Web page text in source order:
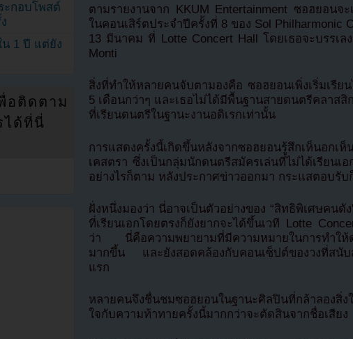
ตามรายงานจาก KKUM Entertainment ซอฮยอนจ
ในคอนเสิร์ตประจำปีครั้งที่ 8 ของ Sol Philharmonic
13 มีนาคม ที่ Lotte Concert Hall โดยเธอจะบรรเล
Monti
สิ่งที่ทำให้หลายคนจับตามองคือ ซอฮยอนเพิ่งเริ่มเรีย
5 เดือนกว่าๆ และเธอไม่ได้มีพื้นฐานสายดนตรีคลาสสิ
ที่เรียนดนตรีในฐานะงานอดิเรกเท่านั้น
การแสดงครั้งนี้เกิดขึ้นหลังจากซอฮยอนรู้สึกเห็นอกเห็
เคสตรา ซึ่งเป็นกลุ่มนักดนตรีสมัครเล่นที่ไม่ได้เรียนเ
อย่างไรก็ตาม หลังประกาศข่าวออกมา กระแสตอบรั
ฝั่งหนึ่งมองว่า นี่อาจเป็นตัวอย่างของ “สิทธิพิเศษคนดั
ที่เรียนเอกโดยตรงก็ยังยากจะได้ขึ้นเวที Lotte
ว่า นี่คือความพยายามที่มีความหมายในการทำให้ด
มากขึ้น และยังสอดคล้องกับคอนเซ็ปต์ของวงที่สนับ
แรก
หลายคนจึงชื่นชมซอฮยอนในฐานะศิลปินที่กล้าลองสิ่
ใจกับความท้าทายครั้งนี้มากกว่าจะตัดสินจากชื่อเสียง
ะกอบโพสต์
1 ปี แต่ยัง
อติดตาม
ได้ที่นี่